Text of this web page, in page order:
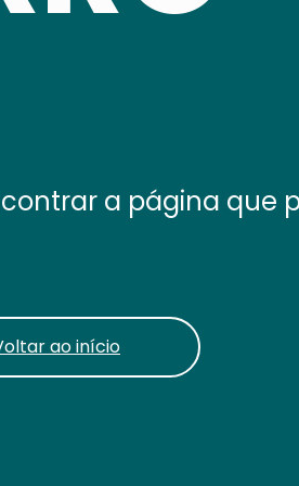
a página que
ao início